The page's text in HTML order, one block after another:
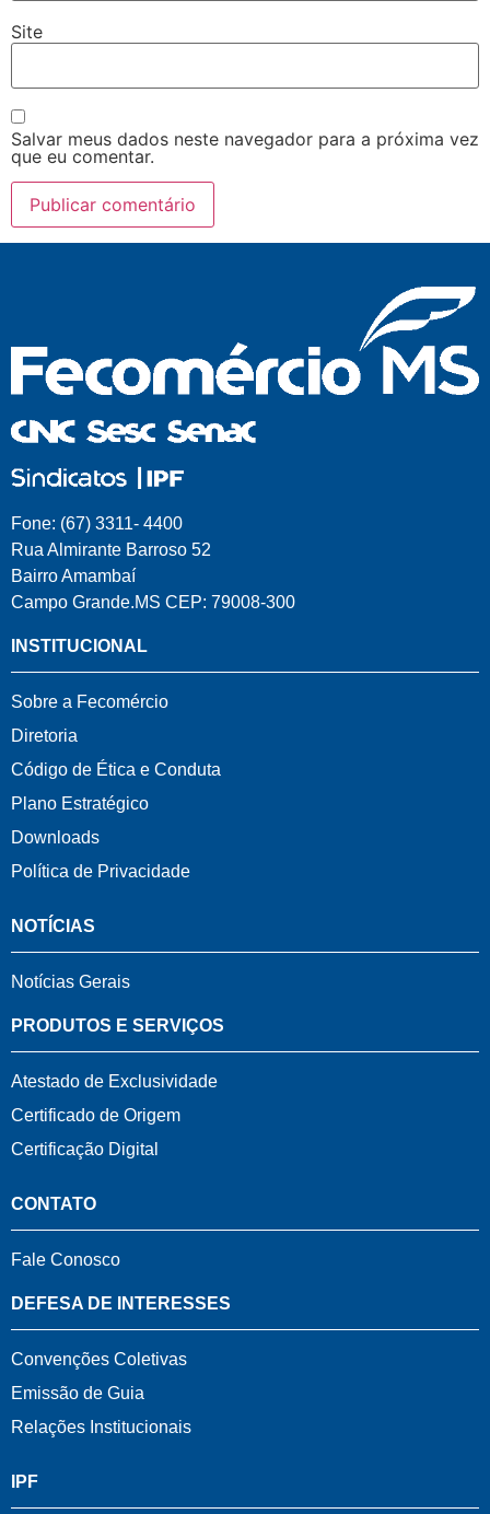
Site
Salvar meus dados neste navegador para a próxima vez
que eu comentar.
Fone: (67) 3311- 4400
Rua Almirante Barroso 52
Bairro Amambaí
Campo Grande.MS CEP: 79008-300
INSTITUCIONAL
Sobre a Fecomércio
Diretoria
Código de Ética e Conduta
Plano Estratégico
Downloads
Política de Privacidade
NOTÍCIAS
Notícias Gerais
PRODUTOS E SERVIÇOS
Atestado de Exclusividade
Certificado de Origem
Certificação Digital
CONTATO
Fale Conosco
DEFESA DE INTERESSES
Convenções Coletivas
Emissão de Guia
Relações Institucionais
IPF